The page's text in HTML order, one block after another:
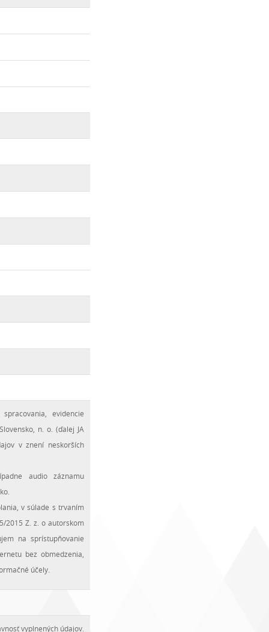
evidencie
n. o. (ďalej JA
v znení neskorších
audio záznamu
v súlade s trvaním
2015 Z. z. o autorskom
na sprístupňovanie
bez obmedzenia,
účely.
vyplnených údajov.